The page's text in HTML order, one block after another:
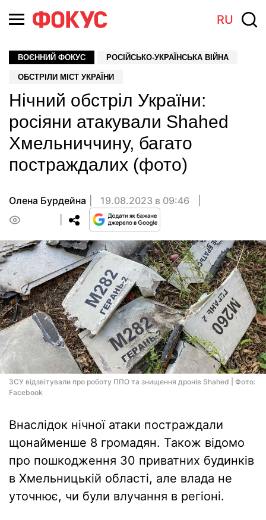
RU
ВОЄННИЙ ФОКУС РОСІЙСЬКО-УКРАЇНСЬКА ВІЙНА
ОБСТРІЛИ МІСТ УКРАЇНИ
Нічний обстріл України:
росіяни атакували Shahed
Хмельниччину, багато
постраждалих (фото)
Олена Бурдейна
19.08.2023 в 09:46
ЗСУ відзвітували про роботу ППО та знищення дронів Shahed | Фото:
Facebook
Внаслідок нічної атаки постраждали
щонайменше 8 громадян. Також відомо
про пошкодження 30 приватних будинків
в Хмельницькій області, але влада не
уточнює, чи були влучання в регіоні.